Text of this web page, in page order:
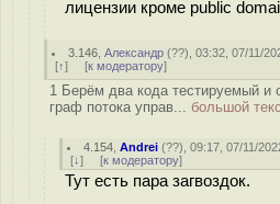
лицензии кроме public
3.146 ,Александр (??), 03:32, 07/11/
[↑] [к модератору]
1 Берём два кода тестируемый и
граф потока управ... большой
4.154 ,Andrei (??), 09:17, 07/11/
[↓] [к модератору]
Тут есть пара загвоздок.